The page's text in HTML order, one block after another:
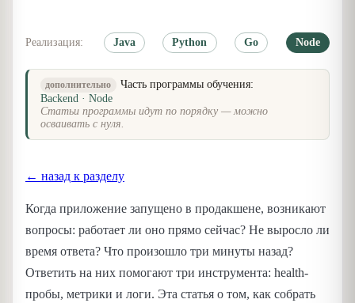
Реализация: Java Python Go Node
дополнительно
Часть программы обучения:
Backend · Node
Статьи программы идут по порядку — можно
осваивать с нуля.
← назад к разделу
Когда приложение запущено в продакшене, возникают
вопросы: работает ли оно прямо сейчас? Не выросло ли
время ответа? Что произошло три минуты назад?
Ответить на них помогают три инструмента: health-
пробы, метрики и логи. Эта статья о том, как собрать